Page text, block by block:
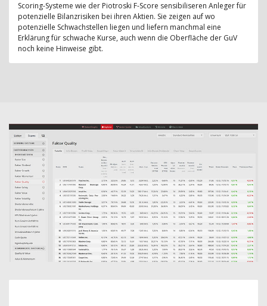
Scoring-Systeme wie der Piotroski F-Score sensibiliseren Anleger für
potenzielle Bilanzrisiken bei ihren Aktien. Sie zeigen auf wo
potenzielle Schwachstellen liegen und liefern manchmal eine
Erklärung für schwache Kurse, auch wenn die Oberfläche der GuV
noch keine Hinweise gibt.